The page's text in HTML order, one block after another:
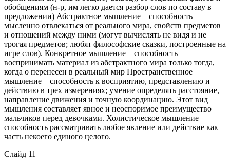
обобщениям (н-р, им легко дается разбор слов по составу в
предложении) Абстрактное мышление – способность
мысленно отвлекаться от реального мира, свойств предметов
и отношений между ними (могут вычислять не видя и не
трогая предметов; любят философские сказки, построенные на
игре слов). Конкретное мышление – способность
воспринимать материал из абстрактного мира только тогда,
когда о перенесен в реальный мир Пространственное
мышление – способность к восприятию, представлению и
действию в трех измерениях; умение определять расстояние,
направление движения и точную координацию. Этот вид
мышления составляет явное и неоспоримое преимущество
мальчиков перед девочками. Холистическое мышление –
способность рассматривать любое явление или действие как
часть некоего единого целого.
Слайд 11